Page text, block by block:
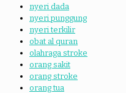
nyeri dada
nyeri punggung
nyeri terkilir
obat al quran
olahraga stroke
orang sakit
orang stroke
orang tua